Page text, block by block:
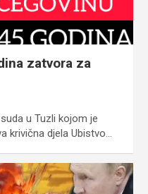
zatvora za
u Tuzli kojom je
krivična d‌jela Ubistvo…